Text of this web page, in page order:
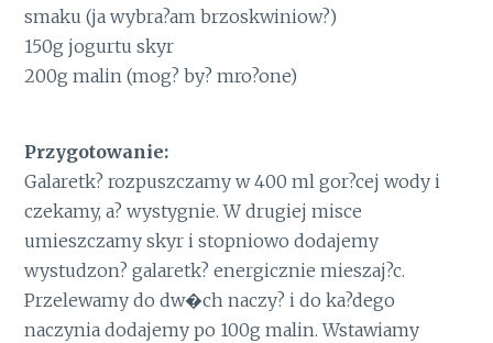
smaku (ja wybra?am brzoskwiniow?)
150g jogurtu skyr
200g malin (mog? by? mro?one)
Przygotowanie:
Galaretk? rozpuszczamy w 400 ml gor?cej wody i
czekamy, a? wystygnie. W drugiej misce
umieszczamy skyr i stopniowo dodajemy
wystudzon? galaretk? energicznie mieszaj?c.
Przelewamy do dw�ch naczy? i do ka?dego
naczynia dodajemy po 100g malin. Wstawiamy